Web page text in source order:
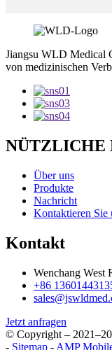
Jiangsu WLD Medical
von medizinischen
NÜTZLICHE
Über uns
Produkte
Nachricht
Kontaktieren Sie
Kontakt
Wenchang West
+86
Jetzt anfragen
© Copyright –
- Sitemap - AMP